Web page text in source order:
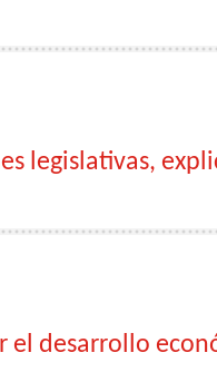
legislativas,
el desarrollo